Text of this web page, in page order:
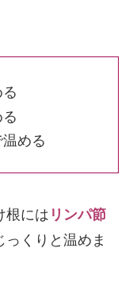
める
根には リンパ節
くりと温めま